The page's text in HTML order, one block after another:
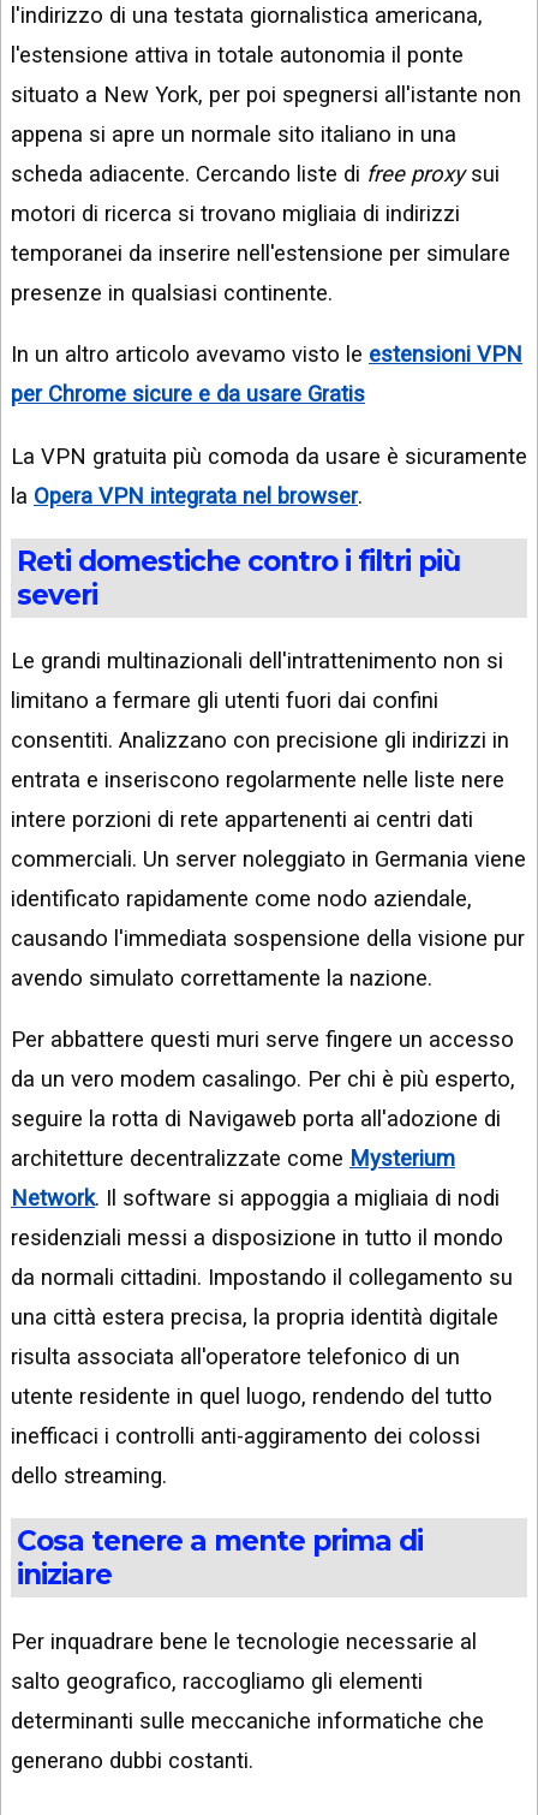
l'indirizzo di una testata giornalistica americana,
l'estensione attiva in totale autonomia il ponte
situato a New York, per poi spegnersi all'istante non
appena si apre un normale sito italiano in una
scheda adiacente. Cercando liste di free proxysui
motori di ricerca si trovano migliaia di indirizzi
temporanei da inserire nell'estensione per simulare
presenze in qualsiasi continente.
In un altro articolo avevamo visto le estensioni VPN
per Chrome sicure e da usare Gratis
La VPN gratuita più comoda da usare è sicuramente
la Opera VPN integrata nel browser.
Reti domestiche contro i filtri più
severi
Le grandi multinazionali dell'intrattenimento non si
limitano a fermare gli utenti fuori dai confini
consentiti. Analizzano con precisione gli indirizzi in
entrata e inseriscono regolarmente nelle liste nere
intere porzioni di rete appartenenti ai centri dati
commerciali. Un server noleggiato in Germania viene
identificato rapidamente come nodo aziendale,
causando l'immediata sospensione della visione pur
avendo simulato correttamente la nazione.
Per abbattere questi muri serve fingere un accesso
da un vero modem casalingo. Per chi è più esperto,
seguire la rotta di Navigaweb porta all'adozione di
architetture decentralizzate come Mysterium
Network. Il software si appoggia a migliaia di nodi
residenziali messi a disposizione in tutto il mondo
da normali cittadini. Impostando il collegamento su
una città estera precisa, la propria identità digitale
risulta associata all'operatore telefonico di un
utente residente in quel luogo, rendendo del tutto
inefficaci i controlli anti-aggiramento dei colossi
dello streaming.
Cosa tenere a mente prima di
iniziare
Per inquadrare bene le tecnologie necessarie al
salto geografico, raccogliamo gli elementi
determinanti sulle meccaniche informatiche che
generano dubbi costanti.